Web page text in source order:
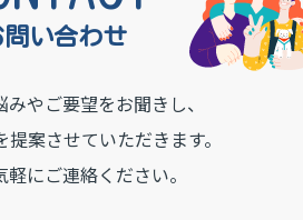
問い合わせ
やご要望をお聞きし、
案させていただきます。
軽にご連絡ください。